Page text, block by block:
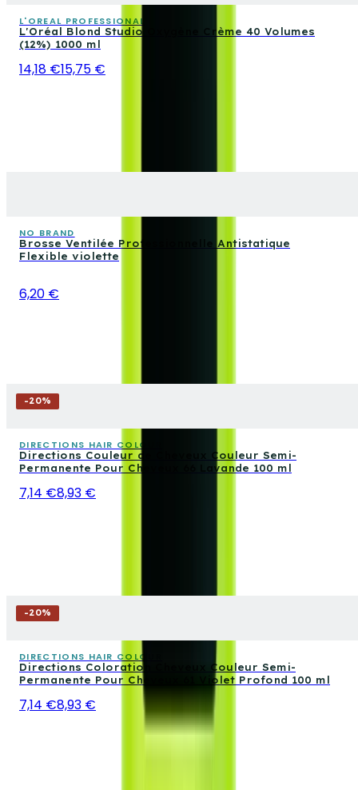
L'OREAL PROFESSIONAL
L'Oréal Blond Studio Oxygène Crème 40 Volumes
(12%) 1000 ml
14,18 €15,75 €
NO BRAND
Brosse Ventilée Professionnelle Antistatique
Flexible violette
6,20 €
-20%
DIRECTIONS HAIR COLOUR
Directions Couleur de Cheveux Couleur Semi-
Permanente Pour Cheveux 66 Lavande 100 ml
7,14 €8,93 €
-20%
DIRECTIONS HAIR COLOUR
Directions Coloration Cheveux Couleur Semi-
Permanente Pour Cheveux 61 Violet Profond 100 ml
7,14 €8,93 €